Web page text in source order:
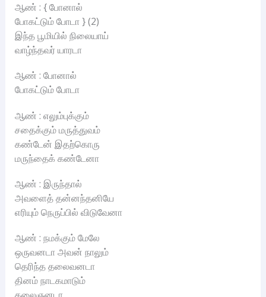
ஆண் : { போனால்
போகட்டும் போடா } (2)
இந்த பூமியில் நிலையாய்
வாழ்ந்தவர் யாரடா
ஆண் : போனால்
போகட்டும் போடா
ஆண் : எலும்புக்கும்
சதைக்கும் மருத்துவம்
கண்டேன் இதற்கொரு
மருந்தைக் கண்டேனா
ஆண் : இருந்தால்
அவளைத் தன்னந்தனியே
எரியும் நெருப்பில் விடுவேனா
ஆண் : நமக்கும் மேலே
ஒருவனடா அவன் நாலும்
தெரிந்த தலைவனடா
தினம் நாடகமாடும்